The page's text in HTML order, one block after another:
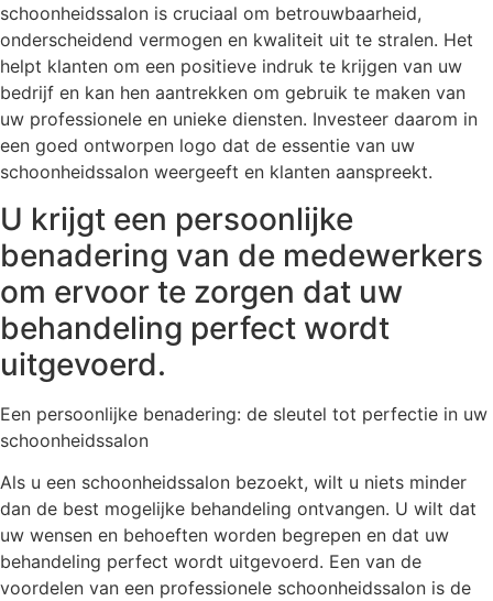
schoonheidssalon is cruciaal om betrouwbaarheid,
onderscheidend vermogen en kwaliteit uit te stralen. Het
helpt klanten om een positieve indruk te krijgen van uw
bedrijf en kan hen aantrekken om gebruik te maken van
uw professionele en unieke diensten. Investeer daarom in
een goed ontworpen logo dat de essentie van uw
schoonheidssalon weergeeft en klanten aanspreekt.
U krijgt een persoonlijke
benadering van de medewerkers
om ervoor te zorgen dat uw
behandeling perfect wordt
uitgevoerd.
Een persoonlijke benadering: de sleutel tot perfectie in uw
schoonheidssalon
Als u een schoonheidssalon bezoekt, wilt u niets minder
dan de best mogelijke behandeling ontvangen. U wilt dat
uw wensen en behoeften worden begrepen en dat uw
behandeling perfect wordt uitgevoerd. Een van de
voordelen van een professionele schoonheidssalon is de